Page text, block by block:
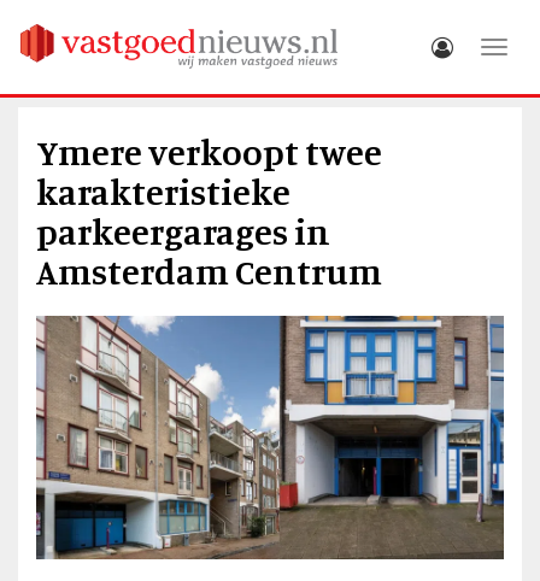
Ymere verkoopt twee
karakteristieke
parkeergarages in
Amsterdam Centrum